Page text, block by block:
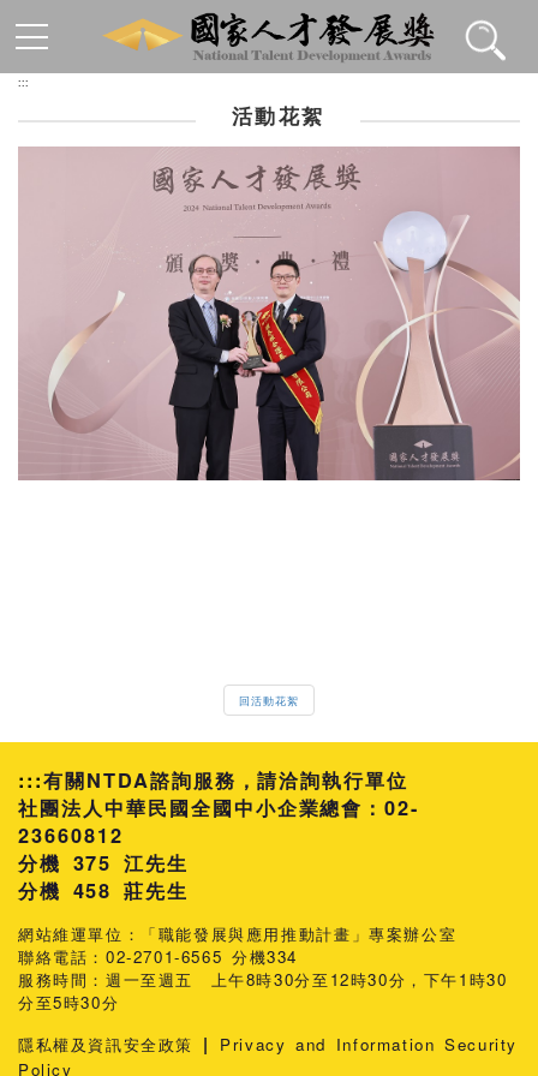
:::
活動花絮
回活動花絮
:::有關NTDA諮詢服務，請洽詢執行單位
社團法人中華民國全國中小企業總會：02-
23660812
分機 375 江先生
458 莊先生
網站維運單位：「職能發展與應用推動計畫」專案辦公室
聯絡電話：02-2701-6565 分機334
服務時間：週一至週五 上午8時30分至12時30分，下午1時30
分至5時30分
隱私權及資訊安全政策 |
Privacy and Information Security
Policy